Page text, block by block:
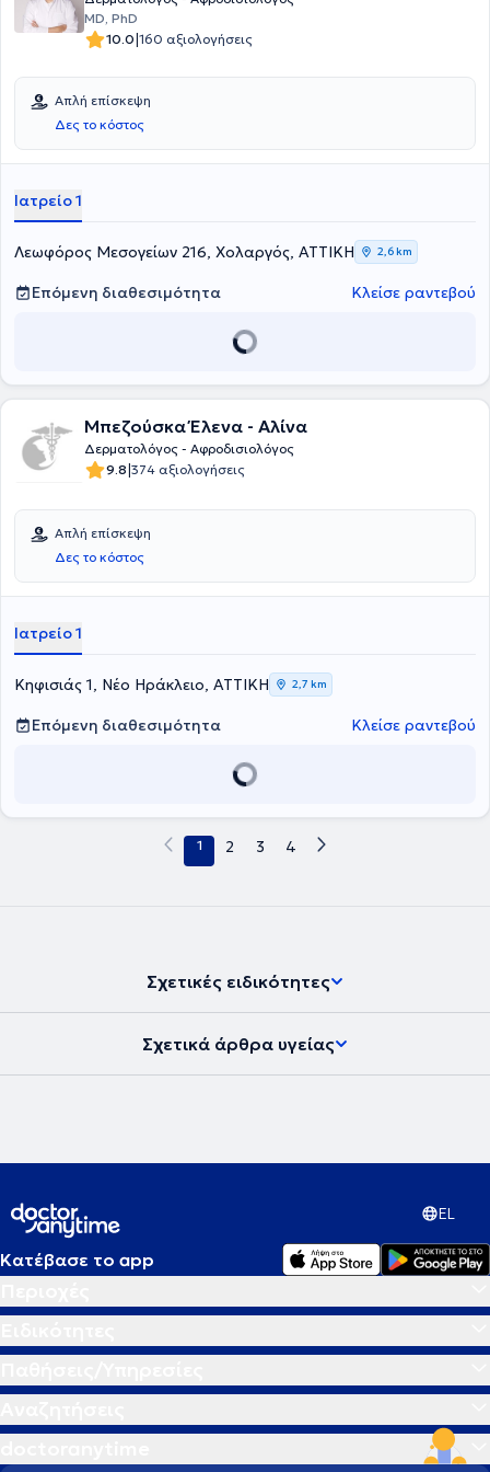
MD, PhD
10.0|160 αξιολογήσεις
Απλή επίσκεψη
Δες το κόστος
Ιατρείο 1
Λεωφόρος Μεσογείων 216, Χολαργός, ΑΤΤΙΚΗ 2,6 km
Επόμενη διαθεσιμότητα Κλείσε ραντεβού
Μπεζούσκα Έλενα - Αλίνα
Δερματολόγος - Αφροδισιολόγος
9.8|374 αξιολογήσεις
Απλή επίσκεψη
Δες το κόστος
Ιατρείο 1
Κηφισιάς 1, Νέο Ηράκλειο, ΑΤΤΙΚΗ 2,7 km
Επόμενη διαθεσιμότητα Κλείσε ραντεβού
1 2 3 4
Σχετικές ειδικότητες
Σχετικά άρθρα υγείας
EL
Κατέβασε το app